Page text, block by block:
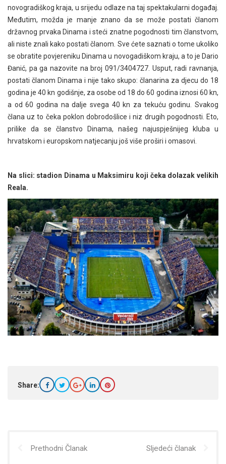
novogradiškog kraja, u srijedu odlaze na taj spektakularni događaj.
Međutim, možda je manje znano da se može postati članom
državnog prvaka Dinama i steći znatne pogodnosti tim članstvom,
ali niste znali kako postati članom. Sve ćete saznati o tome ukoliko
se obratite povjereniku Dinama u novogadiškom kraju, a to je Dario
Đanić, pa ga nazovite na broj 091/3404727. Usput, radi ravnanja,
postati članom Dinama i nije tako skupo: članarina za djecu do 18
godina je 40 kn godišnje, za osobe od 18 do 60 godina iznosi 60 kn,
a od 60 godina na dalje svega 40 kn za tekuću godinu. Svakog
člana uz to čeka poklon dobrodošlice i niz drugih pogodnosti. Eto,
prilike da se članstvo Dinama, našeg najuspješnijeg kluba u
hrvatskom i europskom natjecanju još više proširi i omasovi.
Na slici: stadion Dinama u Maksimiru koji čeka dolazak velikih
Reala.
Share:
Prethodni Članak Sljedeći članak